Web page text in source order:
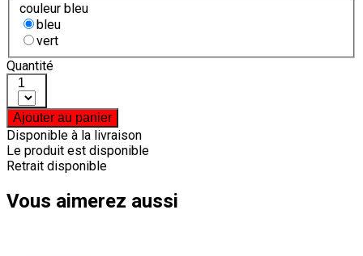
couleur bleu
bleu
vert
Quantité
1
Ajouter au panier
Disponible à la livraison
Le produit est disponible
Retrait disponible
Vous aimerez aussi